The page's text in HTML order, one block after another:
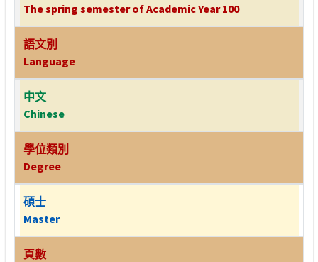
The spring semester of Academic Year 100
語文別
Language
中文
Chinese
學位類別
Degree
碩士
Master
頁數